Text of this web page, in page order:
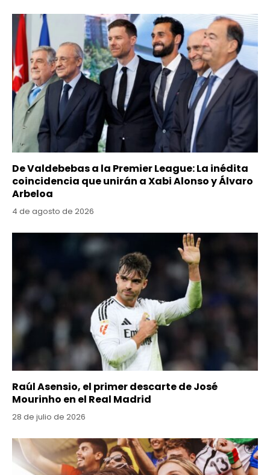
De Valdebebas a la Premier League: La inédita
coincidencia que unirán a Xabi Alonso y Álvaro
Arbeloa
4 de agosto de 2026
Raúl Asensio, el primer descarte de José
Mourinho en el Real Madrid
28 de julio de 2026